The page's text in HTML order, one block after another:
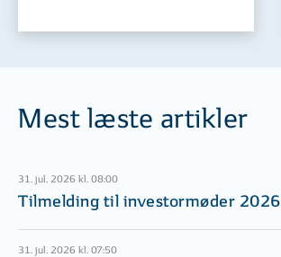
Mest læste artikler
31. jul. 2026 kl. 08:00
Tilmelding til investormøder 2026
31. jul. 2026 kl. 07:50